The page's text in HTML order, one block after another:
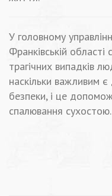
У головному
Франківській
трагічних випадків
наскільки важливим
безпеки, і це
спалювання сухостою.